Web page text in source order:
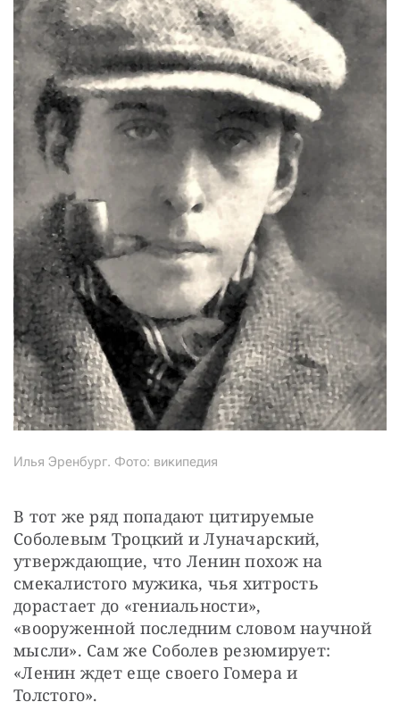
Илья Эренбург. Фото: википедия
В тот же ряд попадают цитируемые
Соболевым Троцкий и Луначарский,
утверждающие, что Ленин похож на
смекалистого мужика, чья хитрость
дорастает до «гениальности»,
«вооруженной последним словом научной
мысли». Сам же Соболев резюмирует:
«Ленин ждет еще своего Гомера и
Толстого».